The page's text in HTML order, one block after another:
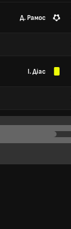
Д. Рамос
І. Діас